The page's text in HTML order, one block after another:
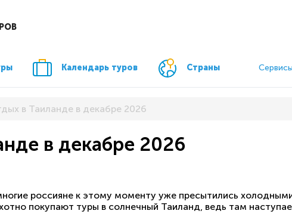
Календарь туров Страны Сервисы
в Таиланде в декабре 2026
в декабре 2026
россияне к этому моменту уже пресытились
покупают туры в солнечный Таиланд, ведь там